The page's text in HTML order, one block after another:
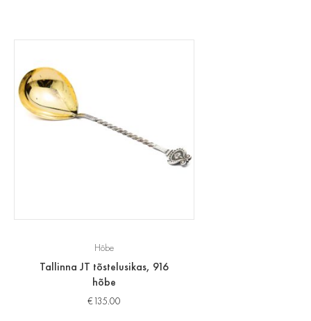
Hõbe
Tallinna JT tõstelusikas, 916
hõbe
€135.00